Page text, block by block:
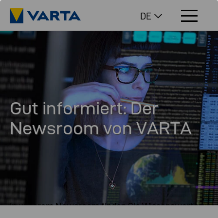
DE
Gut informiert: Der
Newsroom von VARTA
In unserem Newsroom finden Sie Wissenswertes